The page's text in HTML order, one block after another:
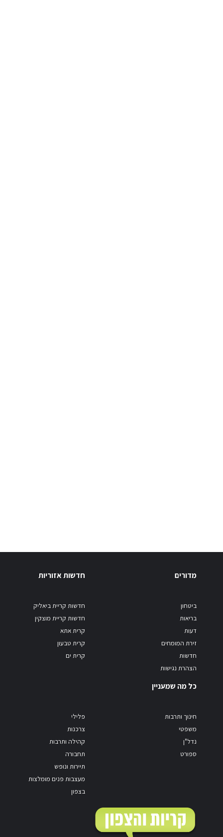
מדורים
ביטחון
בריאות
דעות
זירת המומחים
חדשות
הצהרת נגישות
חדשות אזוריות
חדשות קריית ביאליק
חדשות קריית מוצקין
קרית אתא
קרית טבעון
קרית ים
כל מה שמעניין
חינוך ותרבות
משפטי
נדל"ן
ספורט
פלילי
צרכנות
קהילה ותרבות
תחבורה
תיירות ונופש
מעצבות פנים מומלצות
בצפון